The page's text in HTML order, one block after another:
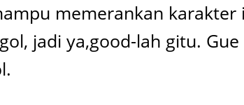
memerankan
jadi ya,good-lah gitu.